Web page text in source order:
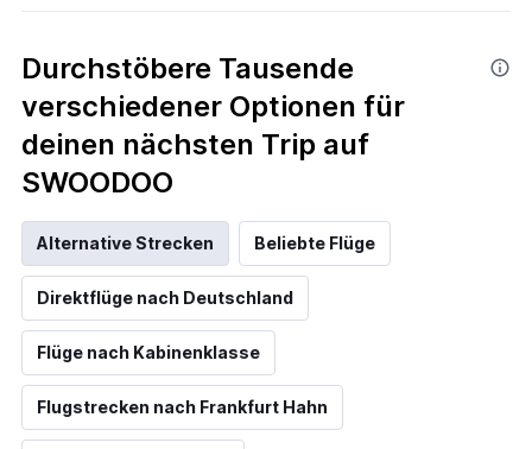
Durchstöbere Tausende
verschiedener Optionen für
deinen nächsten Trip auf
SWOODOO
Alternative Strecken Beliebte Flüge
Direktflüge nach Deutschland
Flüge nach Kabinenklasse
Flugstrecken nach Frankfurt Hahn